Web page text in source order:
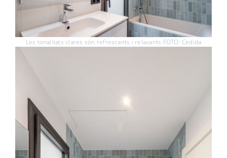
Les tonalitats clares són refrescants i relaxants FOTO: Cedida